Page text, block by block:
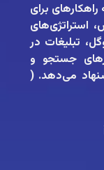
برای
استراتژی‌های
تبلیغات در
جستجو و
می‌دهد. (